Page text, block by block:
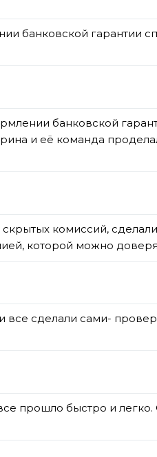
банковской гарантии
банковской
и её команда
комиссий,
которой можно
все сделали сами-
прошло быстро и легко.